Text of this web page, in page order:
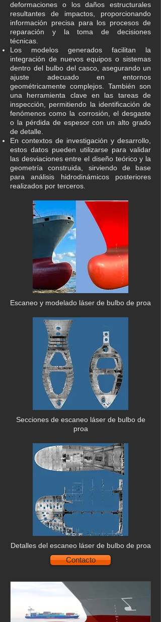
deformaciones o los daños estructurales
resultantes de impactos, proporcionando
información precisa para los procesos de
reparación y la toma de decisiones
técnicas.
Los modelos generados facilitan la
integración de nuevos equipos o sistemas
dentro del bulbo del casco, asegurando un
ajuste adecuado en entornos
geométricamente complejos. También son
una herramienta clave en las tareas de
inspección, permitiendo la identificación de
fenómenos como la corrosión, el desgaste
o la pérdida de espesor con un alto grado
de detalle.
En contextos de investigación y desarrollo,
estos datos pueden utilizarse para validar
las desviaciones entre el diseño teórico y la
geometría construida, sirviendo de base
para análisis hidrodinámicos posteriores
realizados por terceros.
Escaneo y modelado láser de bulbo de proa
Secciones de escaneo láser de bulbo de
proa
Detalles del escaneo láser de bulbo de proa
Contacto